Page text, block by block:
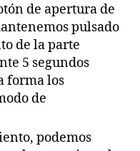
de apertura de
pulsado
de la parte
5 segundos
forma los
de
podemos